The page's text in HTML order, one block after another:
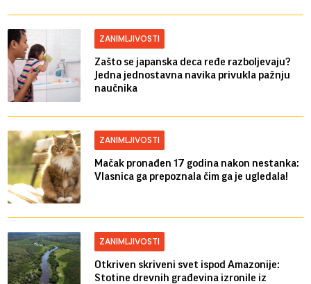
ZANIMLJIVOSTI
Zašto se japanska deca ređe razboljevaju?
Jedna jednostavna navika privukla pažnju
naučnika
ZANIMLJIVOSTI
Mačak pronađen 17 godina nakon nestanka:
Vlasnica ga prepoznala čim ga je ugledala!
ZANIMLJIVOSTI
Otkriven skriveni svet ispod Amazonije:
Stotine drevnih građevina izronile iz